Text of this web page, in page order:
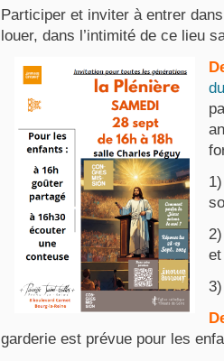
Participer et inviter à entrer
louer, dans l’intimité de ce lieu
garderie est prévue pour les